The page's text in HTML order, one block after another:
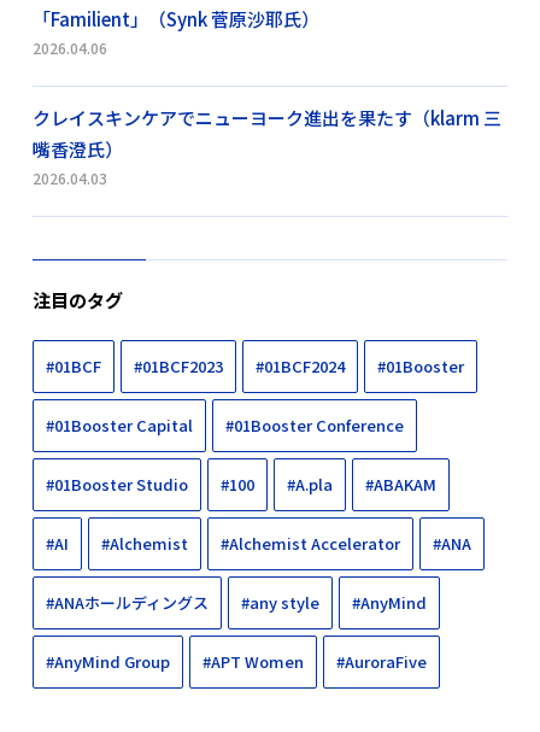
「Familient」（Synk 菅原沙耶氏）
2026.04.06
クレイスキンケアでニューヨーク進出を果たす（klarm 三
嘴香澄氏）
2026.04.03
注目のタグ
#01BCF #01BCF2023 #01BCF2024 #01Booster
#01Booster Capital #01Booster Conference
#01Booster Studio #100 #A.pla #ABAKAM
#AI #Alchemist #Alchemist Accelerator #ANA
#ANAホールディングス #any style #AnyMind
#AnyMind Group #APT Women #AuroraFive